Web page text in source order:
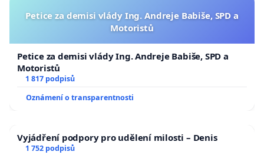
Petice za demisi vlády Ing. Andreje Babiše, SPD a
Motoristů
Petice za demisi vlády Ing. Andreje Babiše, SPD a
Motoristů
1 817 podpisů
Oznámení o transparentnosti
Vyjádření podpory pro udělení milosti – Denis
1 752 podpisů